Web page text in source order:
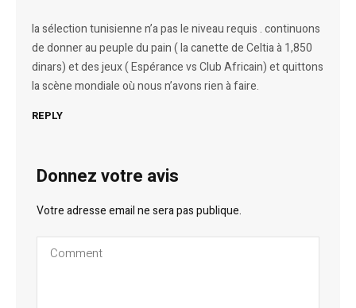
la sélection tunisienne n’a pas le niveau requis . continuons
de donner au peuple du pain ( la canette de Celtia à 1,850
dinars) et des jeux ( Espérance vs Club Africain) et quittons
la scène mondiale où nous n’avons rien à faire.
REPLY
Donnez votre avis
Votre adresse email ne sera pas publique.